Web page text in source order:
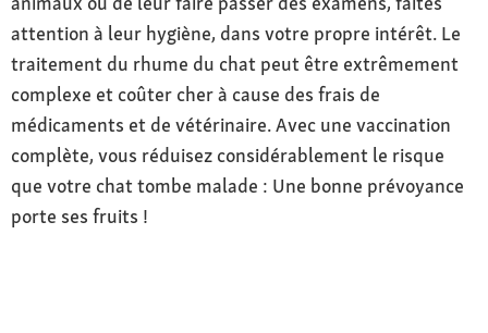
attention à leur hygiène, dans votre propre intérêt. Le
traitement du rhume du chat peut être extrêmement
complexe et coûter cher à cause des frais de
médicaments et de vétérinaire. Avec une vaccination
complète, vous réduisez considérablement le risque
que votre chat tombe malade : Une bonne prévoyance
porte ses fruits !